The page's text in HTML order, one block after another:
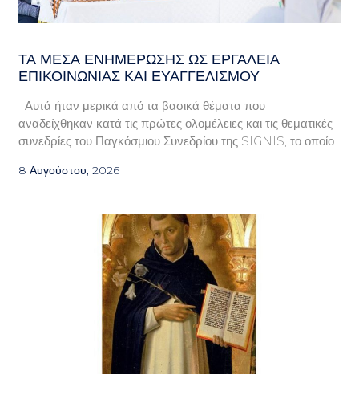
ΤΑ ΜΈΣΑ ΕΝΗΜΈΡΩΣΗΣ ΩΣ ΕΡΓΑΛΕΊΑ
ΕΠΙΚΟΙΝΩΝΊΑΣ ΚΑΙ ΕΥΑΓΓΕΛΙΣΜΟΎ
Αυτά ήταν μερικά από τα βασικά θέματα που
αναδείχθηκαν κατά τις πρώτες ολομέλειες και τις θεματικές
συνεδρίες του Παγκόσμιου Συνεδρίου της SIGNIS, το οποίο
8 Αυγούστου, 2026